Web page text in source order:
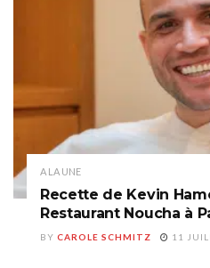
A LA UNE
Recette de Kevin
Restaurant Noucha à
BY CAROLE SCHMITZ 11